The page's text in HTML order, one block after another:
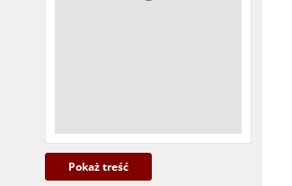
Pokaż treść